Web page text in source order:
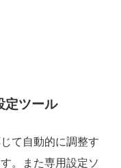
定ツール
て自動的に調整す
。また専用設定ソ